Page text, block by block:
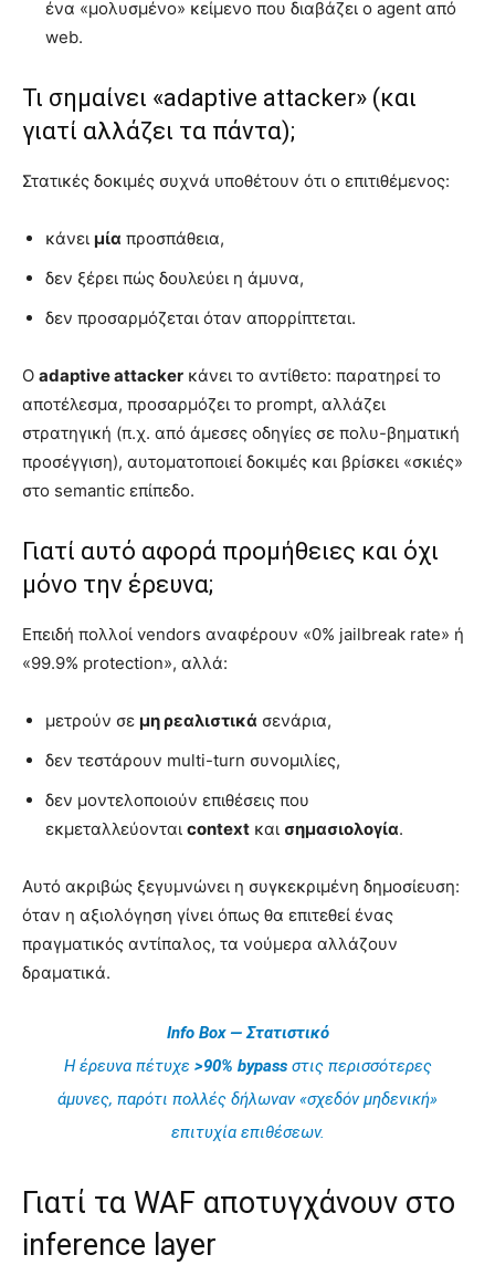
ένα «μολυσμένο» κείμενο που διαβάζει ο agent από
web.
Τι σημαίνει «adaptive attacker» (και
γιατί αλλάζει τα πάντα);
Στατικές δοκιμές συχνά υποθέτουν ότι ο επιτιθέμενος:
κάνει μία προσπάθεια,
δεν ξέρει πώς δουλεύει η άμυνα,
δεν προσαρμόζεται όταν απορρίπτεται.
Ο adaptive attacker κάνει το αντίθετο: παρατηρεί το
αποτέλεσμα, προσαρμόζει το prompt, αλλάζει
στρατηγική (π.χ. από άμεσες οδηγίες σε πολυ-βηματική
προσέγγιση), αυτοματοποιεί δοκιμές και βρίσκει «σκιές»
στο semantic επίπεδο.
Γιατί αυτό αφορά προμήθειες και όχι
μόνο την έρευνα;
Επειδή πολλοί vendors αναφέρουν «0% jailbreak rate» ή
«99.9% protection», αλλά:
μετρούν σε μη ρεαλιστικά σενάρια,
δεν τεστάρουν multi-turn συνομιλίες,
δεν μοντελοποιούν επιθέσεις που
εκμεταλλεύονται context και σημασιολογία.
Αυτό ακριβώς ξεγυμνώνει η συγκεκριμένη δημοσίευση:
όταν η αξιολόγηση γίνει όπως θα επιτεθεί ένας
πραγματικός αντίπαλος, τα νούμερα αλλάζουν
δραματικά.
Info Box — Στατιστικό
Η έρευνα πέτυχε >90% bypassστις περισσότερες
άμυνες, παρότι πολλές δήλωναν «σχεδόν μηδενική»
επιτυχία επιθέσεων.
Γιατί τα WAF αποτυγχάνουν στο
inference layer